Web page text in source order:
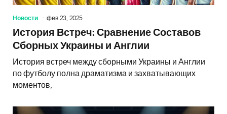
Новости фев 23, 2025
История Встреч: Сравнение Составов
Сборных Украины и Англии
История встреч между сборными Украины и Англии
по футболу полна драматизма и захватывающих
моментов,